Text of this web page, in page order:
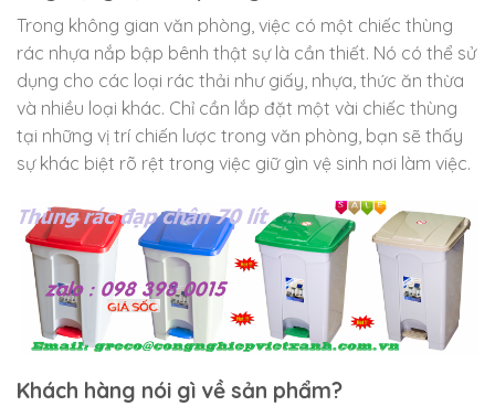
Trong không gian văn phòng, việc có một chiếc thùng
rác nhựa nắp bập bênh thật sự là cần thiết. Nó có thể sử
dụng cho các loại rác thải như giấy, nhựa, thức ăn thừa
và nhiều loại khác. Chỉ cần lắp đặt một vài chiếc thùng
tại những vị trí chiến lược trong văn phòng, bạn sẽ thấy
sự khác biệt rõ rệt trong việc giữ gìn vệ sinh nơi làm việc.
Khách hàng nói gì về sản phẩm?